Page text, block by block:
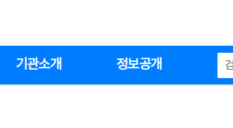
기관소개 정보공개